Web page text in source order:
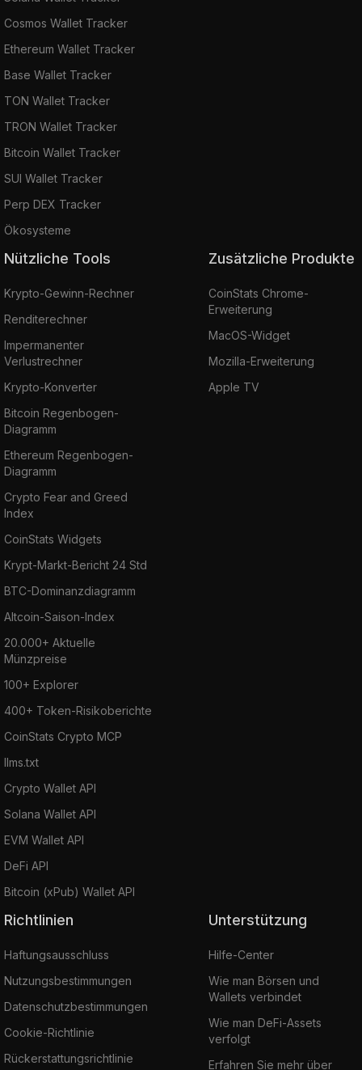
Cosmos Wallet Tracker
Ethereum Wallet Tracker
Base Wallet Tracker
TON Wallet Tracker
TRON Wallet Tracker
Bitcoin Wallet Tracker
SUI Wallet Tracker
Perp DEX Tracker
Ökosysteme
Nützliche Tools
Krypto-Gewinn-Rechner
Renditerechner
Impermanenter
Verlustrechner
Krypto-Konverter
Bitcoin Regenbogen-
Diagramm
Ethereum Regenbogen-
Diagramm
Crypto Fear and Greed
Index
CoinStats Widgets
Krypt-Markt-Bericht 24 Std
BTC-Dominanzdiagramm
Altcoin-Saison-Index
20.000+ Aktuelle
Münzpreise
100+ Explorer
400+ Token-Risikoberichte
CoinStats Crypto MCP
llms.txt
Crypto Wallet API
Solana Wallet API
EVM Wallet API
DeFi API
Bitcoin (xPub) Wallet API
Zusätzliche Produkte
CoinStats Chrome-
Erweiterung
MacOS-Widget
Mozilla-Erweiterung
Apple TV
Richtlinien
Haftungsausschluss
Nutzungsbestimmungen
Datenschutzbestimmungen
Cookie-Richtlinie
Rückerstattungsrichtlinie
Unterstützung
Hilfe-Center
Wie man Börsen und
Wallets verbindet
Wie man DeFi-Assets
verfolgt
Erfahren Sie mehr über